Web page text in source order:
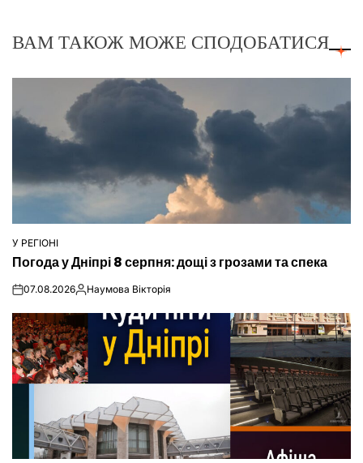
ВАМ ТАКОЖ МОЖЕ СПОДОБАТИСЯ
ОПУБЛІКУВАТИ
У РЕГІОНІ
Погода у Дніпрі 8 серпня: дощі з грозами та спека
on07.08.2026Опубліковано
Наумова Вікторія